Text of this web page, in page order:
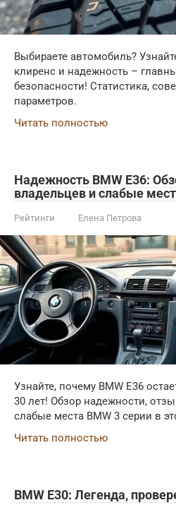
Выбираете автомобиль?
клиренс и надежность –
безопасности! Статистика,
параметров.
Читать полностью
Надежность BMW E36:
владельцев и слабые
Рейтинги Елена Петрова
Узнайте, почему BMW E36
30 лет! Обзор надежности,
слабые места BMW 3 серии в
Читать полностью
BMW E30: Легенда,